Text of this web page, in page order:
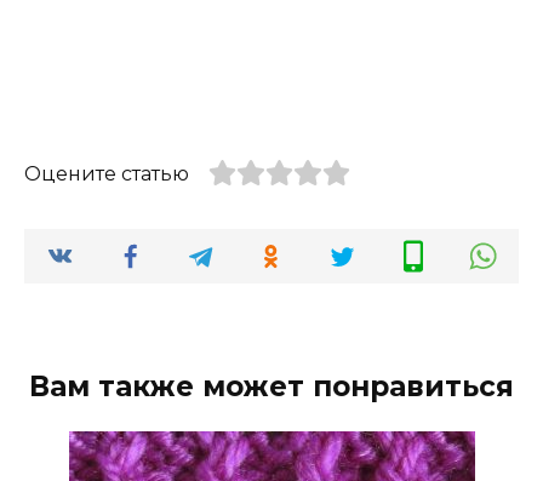
Оцените статью
Вам также может понравиться